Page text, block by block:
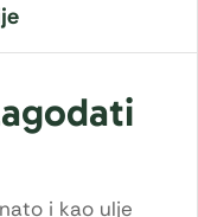
i kao ulje